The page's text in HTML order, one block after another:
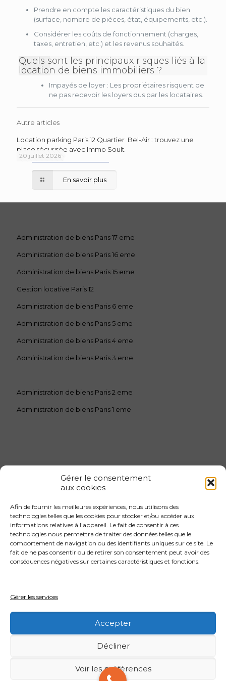
Gérer le consentement
aux cookies
Afin de fournir les meilleures expériences, nous utilisons des
technologies telles que les cookies pour stocker et/ou accéder aux
informations relatives à l'appareil. Le fait de consentir à ces
technologies nous permettra de traiter des données telles que le
comportement de navigation ou des identifiants uniques sur ce site. Le
fait de ne pas consentir ou de retirer son consentement peut avoir des
conséquences négatives sur certaines caractéristiques et fonctions.
Gérer les services
Accepter
Décliner
Voir les préférences
Prendre en compte les caractéristiques du bien
(surface, nombre de pièces, état, équipements, etc.).
Considérer les coûts de fonctionnement (charges,
taxes, entretien, etc.) et les revenus souhaités.
Quels sont les principaux risques liés à la
location de biens immobiliers ?
Impayés de loyer : Les propriétaires risquent de
ne pas recevoir les loyers dus par les locataires.
Autre articles
20 juillet 2026
Location parking Paris 12 Quartier Bel-Air : trouvez une
place sécurisée avec Immo Soult
En savoir plus
Administration de biens Paris 17 eme
Administration de biens Paris 16 eme
Administration de biens Paris 15 eme
Gestion locative Paris 12
Administration de biens Paris 6 eme
Administration de biens Paris 5 eme
Administration de biens Paris 4 eme
Administration de biens Paris 3 eme
Administration de biens Paris 2 eme
Administration de biens Paris 1 eme
Gestion locative 1er arrondissement
Gestion locative 2eme arrondissement
Gestion locative 3eme arrondissement
Gestion locative 4eme arrondissement
Gestion locative 5eme arrondissement
Gestion locative 6eme arrondissement